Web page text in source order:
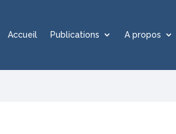
Accueil Publications A propos